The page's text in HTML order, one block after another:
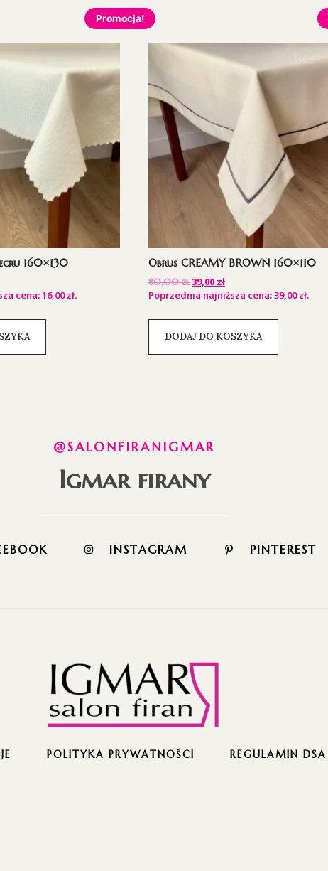
Promocja!
160×130
cena:16,00zł.
Obrus CREAMY BROWN 160×110
80,00zł39,00 zł
Poprzednia najniższa cena:39,00zł.
DODAJ DO KOSZYKA
@SALONFIRANIGMAR
Igmar firany
INSTAGRAM PINTEREST
POLITYKA PRYWATNOŚCI REGULAMIN DSA